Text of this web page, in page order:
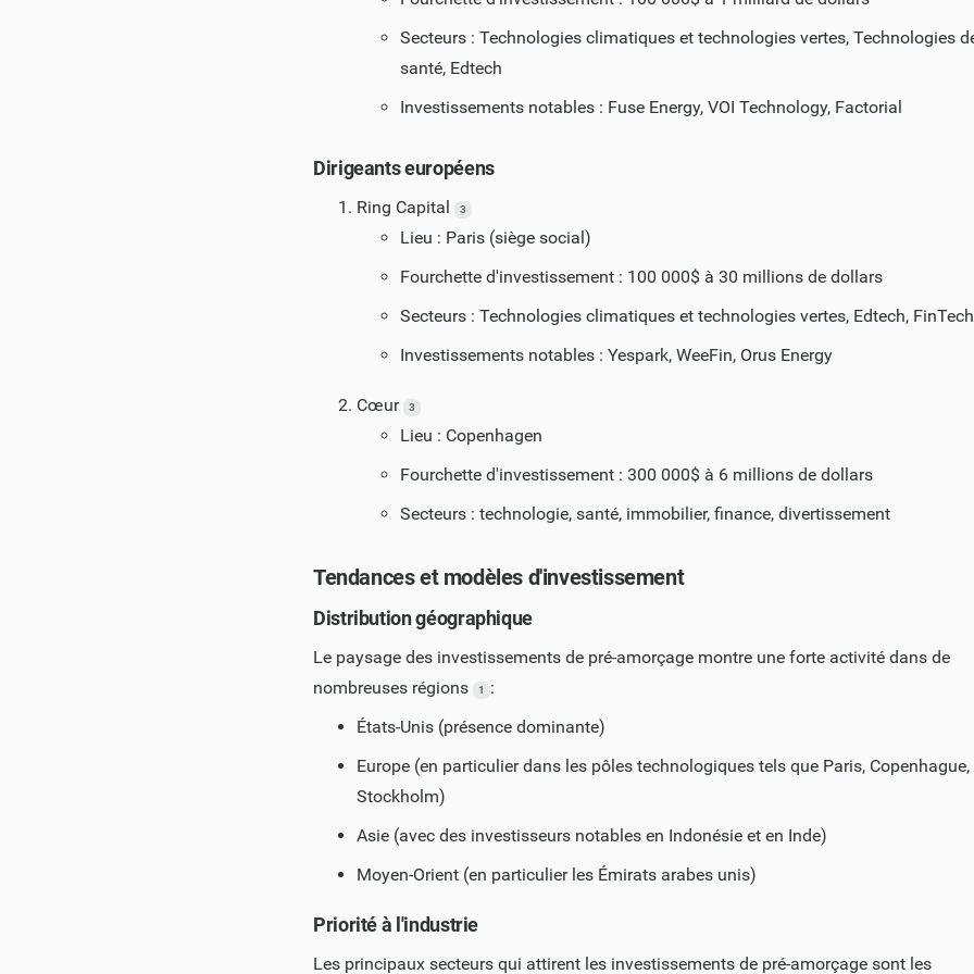
Secteurs : Technologies climatiques et technologies vertes, Technologies
santé, Edtech
Investissements notables : Fuse Energy, VOI Technology, Factorial
Dirigeants européens
Ring Capital 3
Lieu : Paris (siège social)
Fourchette d'investissement : 100 000$ à 30 millions de dollars
Secteurs : Technologies climatiques et technologies vertes, Edtech, FinTech
Investissements notables : Yespark, WeeFin, Orus Energy
Cœur 3
Lieu : Copenhagen
Fourchette d'investissement : 300 000$ à 6 millions de dollars
Secteurs : technologie, santé, immobilier, finance, divertissement
Tendances et modèles d'investissement
Distribution géographique
Le paysage des investissements de pré-amorçage montre une forte activité dans de
nombreuses régions
1
:
États-Unis (présence dominante)
Europe (en particulier dans les pôles technologiques tels que Paris, Copenhague,
Stockholm)
Asie (avec des investisseurs notables en Indonésie et en Inde)
Moyen-Orient (en particulier les Émirats arabes unis)
Priorité à l'industrie
Les principaux secteurs qui attirent les investissements de pré-amorçage sont les